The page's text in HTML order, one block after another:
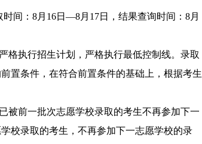
间：8月16日—8月17日，结果查询时间：8月
格执行招生计划，严格执行最低控制线。录取
置条件，在符合前置条件的基础上，根据考生
被前一批次志愿学校录取的考生不再参加下一
校录取的考生，不再参加下一志愿学校的录